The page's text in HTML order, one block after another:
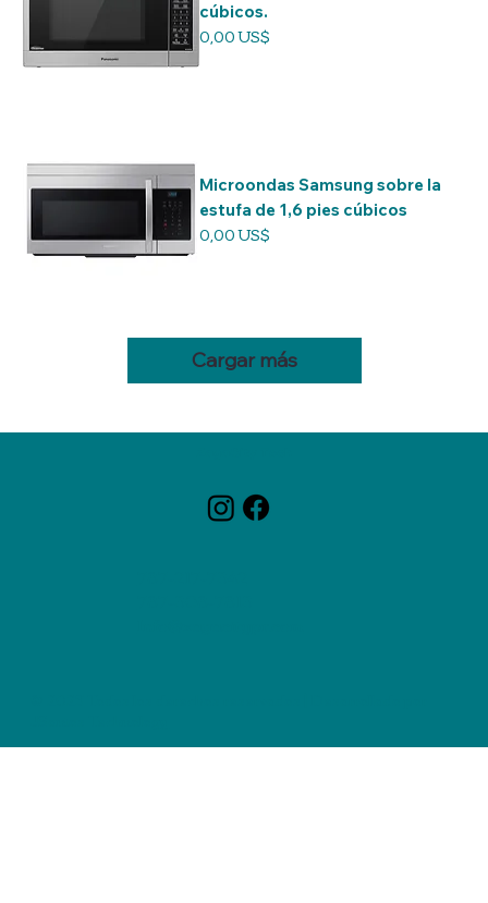
cúbicos.
Precio
0,00 US$
Microondas Samsung sobre la
estufa de 1,6 pies cúbicos
Precio
0,00 US$
Cargar más